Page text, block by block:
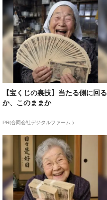
【宝くじの裏技】当たる側に回る
か、このままか
PR(合同会社デジタルファーム )